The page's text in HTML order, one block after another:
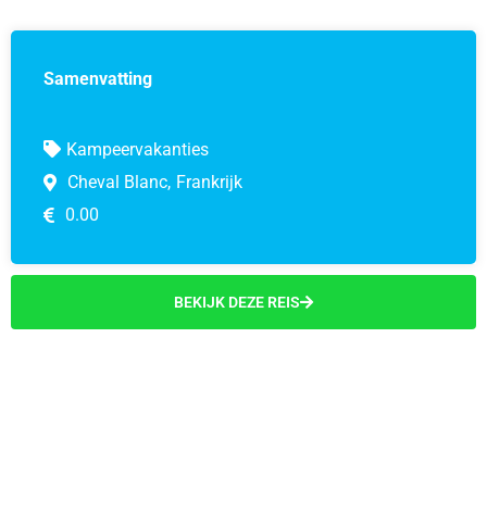
Samenvatting
Kampeervakanties
Cheval Blanc, Frankrijk
0.00
BEKIJK DEZE REIS